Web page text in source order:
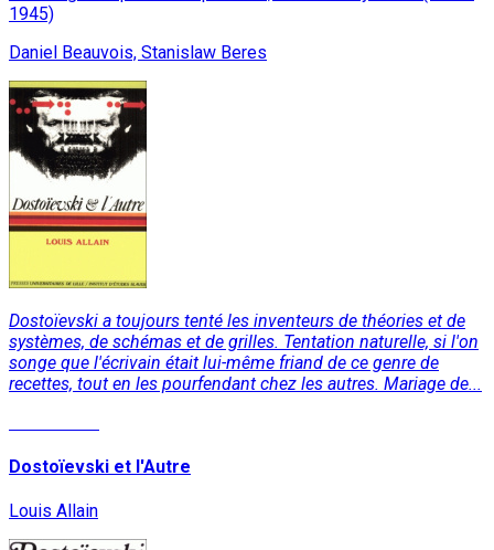
1945)
Daniel Beauvois, Stanislaw Beres
Dostoïevski a toujours tenté les inventeurs de théories et de
systèmes, de schémas et de grilles. Tentation naturelle, si l'on
songe que l'écrivain était lui-même friand de ce genre de
recettes, tout en les pourfendant chez les autres. Mariage de...
Dostoïevski et l'Autre
Louis Allain